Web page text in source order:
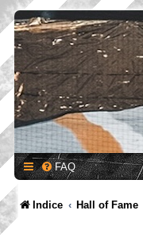
FAQ
Indice Hall of Fame